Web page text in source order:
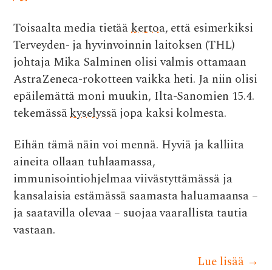
Toisaalta media tietääkertoa, että esimerkiksi
Terveyden- ja hyvinvoinnin laitoksen (THL)
johtaja Mika Salminen olisi valmis ottamaan
AstraZeneca-rokotteen vaikka heti. Ja niin olisi
epäilemättä moni muukin, Ilta-Sanomien 15.4.
tekemässäkyselyssäjopa kaksi kolmesta.
Eihän tämä näin voi mennä. Hyviä ja kalliita
aineita ollaan tuhlaamassa,
immunisointiohjelmaa viivästyttämässä ja
kansalaisia estämässä saamasta haluamaansa –
ja saatavilla olevaa – suojaa vaarallista tautia
vastaan.
Lue lisää →